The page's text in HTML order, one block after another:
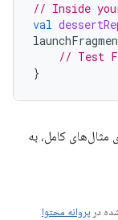
// Inside
val
// Test
}
مثال‌های کامل، به
در پروانه محتوا